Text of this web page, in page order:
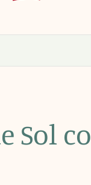
Sol